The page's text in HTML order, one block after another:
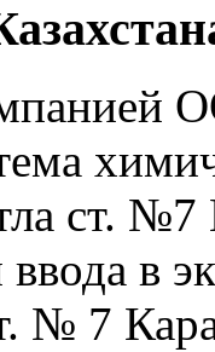
ст.
ввода в
№ 7